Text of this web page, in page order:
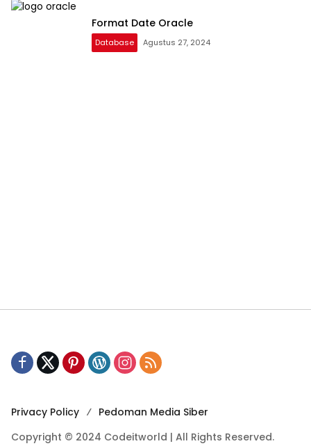
Format Date Oracle
Database Agustus 27, 2024
Privacy Policy
Pedoman Media Siber
Copyright © 2024 Codeitworld | All Rights Reserved.